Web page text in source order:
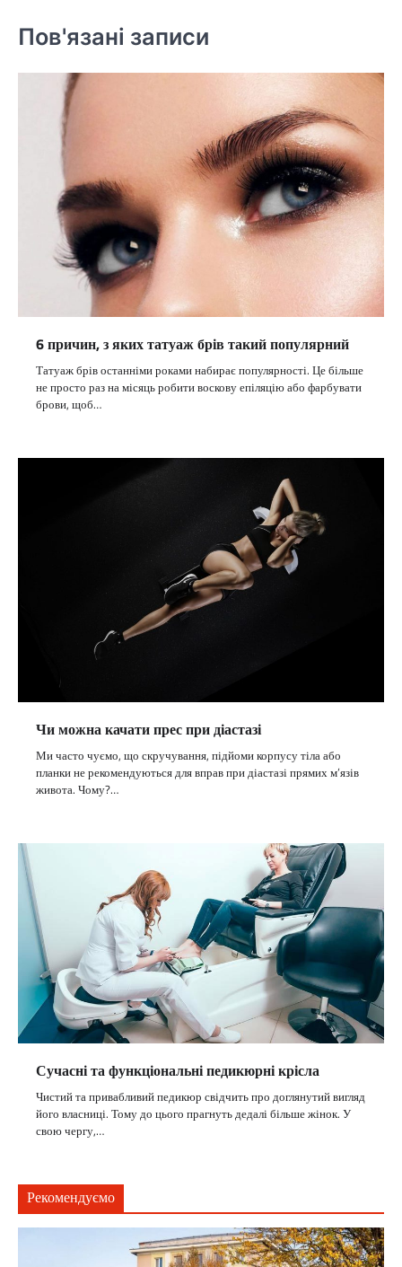
Пов'язані записи
6 причин, з яких татуаж брів такий популярний
Татуаж брів останніми роками набирає популярності. Це більше
не просто раз на місяць робити воскову епіляцію або фарбувати
брови, щоб…
Чи можна качати прес при діастазі
Ми часто чуємо, що скручування, підйоми корпусу тіла або
планки не рекомендуються для вправ при діастазі прямих м’язів
живота. Чому?…
Сучасні та функціональні педикюрні крісла
Чистий та привабливий педикюр свідчить про доглянутий вигляд
його власниці. Тому до цього прагнуть дедалі більше жінок. У
свою чергу,…
Рекомендуємо